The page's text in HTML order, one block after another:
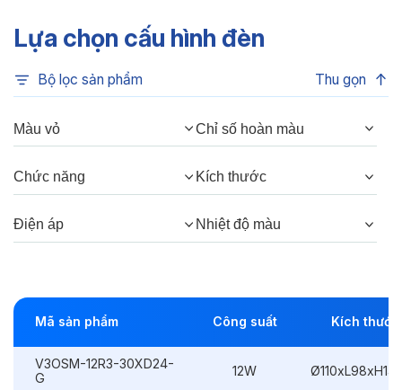
Chỉ số hoàn màu: CRI>80
Quang thông:1020lm (C), 1020lm (N),
Thông số Điện & Lắp đặt
Kiểu lắp đặt:Ghim / Cắm
Kích thước
Ø110xL98xH146mm
Lựa chọn cấu hình đèn
Bộ lọc sản phẩm Thu gọn
Màu vỏ Chỉ số hoàn màu
Chức năng Kích thước
Điện áp Nhiệt độ màu
Mã sản phẩm Công suất Kích thước
V3OSM-12R3-30XD24-
G
12W